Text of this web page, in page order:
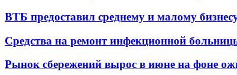
ВТБ предоставил среднему и малому
Средства на ремонт инфекционной
Рынок сбережений вырос в июне на фоне